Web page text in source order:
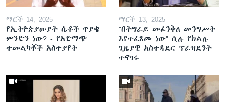
ማርች 14, 2025
የኢትዮጵያውያት ሴቶች ጥያቄ
ምንድን ነው? - የአድማጭ
ተመልካቾች አስተያየት
ማርች 13, 2025
"በትግራይ መፈንቅለ መንግሥት
እየተፈጸመ ነው" ሲሉ የክልሉ
ጊዜያዊ አስተዳደር ፕሬዝደንት
ተናገሩ